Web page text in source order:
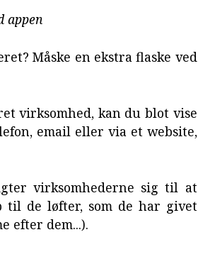
appen
Måske en ekstra flaske ved
virksomhed, kan du blot vise
email eller via et website,
virksomhederne sig til at
til de løfter, som de har givet
efter dem...).